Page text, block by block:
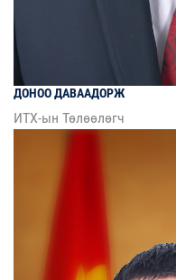
ДОНООДАВААДОРЖ
ИТХ-ын Төлөөлөгч